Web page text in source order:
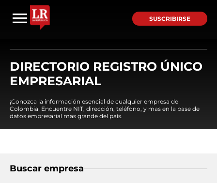
SUSCRIBIRSE
DIRECTORIO REGISTRO ÚNICO
EMPRESARIAL
¡Conozca la información esencial de cualquier empresa de
Colombia! Encuentre NIT, dirección, teléfono, y mas en la base de
datos empresarial mas grande del país.
Buscar empresa